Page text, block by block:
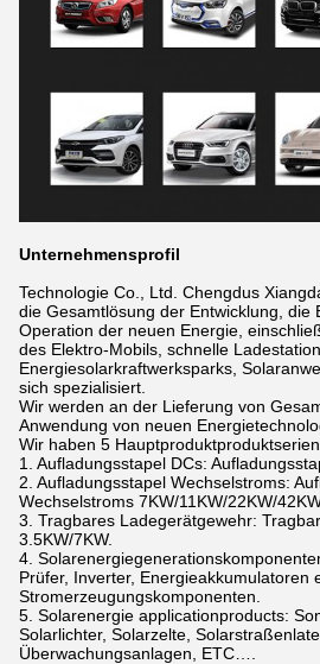
Unternehmensprofil
Technologie Co., Ltd. Chengdus
die Gesamtlösung der Entwicklung, die
Operation der neuen Energie,
des Elektro-Mobils, schnelle
Energiesolarkraftwerksparks,
sich spezialisiert.
Wir werden an der Lieferung von
Anwendung von neuen
Wir haben 5 Hauptproduktproduktserien.
1. Aufladungsstapel DCs:
2. Aufladungsstapel Wechselstroms:
Wechselstroms 7KW/11KW/22KW/
3. Tragbares Ladegerätgewehr:
3.5KW/7KW.
4.
Prüfer, Inverter, Energieakkumulatoren
Stromerzeugungskomponenten.
5. Solarenergie applicationproducts:
Solarlichter, Solarzelte,
Überwachungsanlagen, ETC….